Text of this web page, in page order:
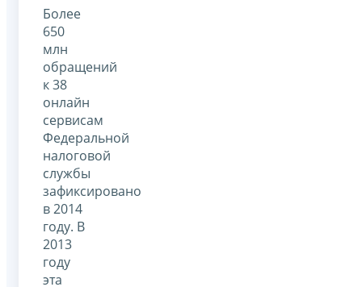
Более
650
млн
обращений
к 38
онлайн
сервисам
Федеральной
налоговой
службы
зафиксировано
в 2014
году. В
2013
году
эта